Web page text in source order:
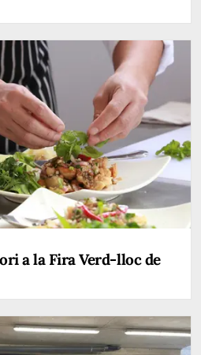
a la Fira Verd-lloc de